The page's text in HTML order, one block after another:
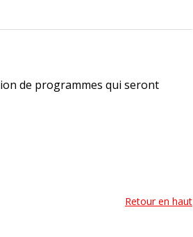
de programmes qui seront
Retour en haut